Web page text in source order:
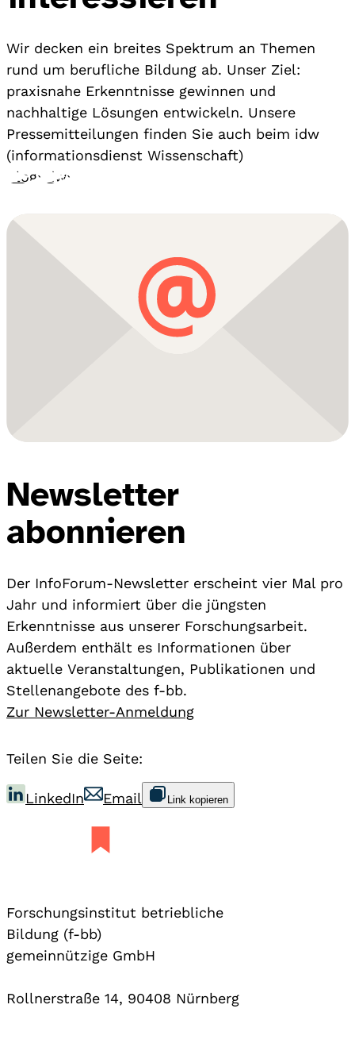
Wir decken ein breites Spektrum an Themen
rund um berufliche Bildung ab. Unser Ziel:
praxisnahe Erkenntnisse gewinnen und
nachhaltige Lösungen entwickeln. Unsere
Pressemitteilungen finden Sie auch beim idw
(informationsdienst Wissenschaft)
Blog› idw›
Newsletter
abonnieren
Der InfoForum-Newsletter erscheint vier Mal pro
Jahr und informiert über die jüngsten
Erkenntnisse aus unserer Forschungsarbeit.
Außerdem enthält es Informationen über
aktuelle Veranstaltungen, Publikationen und
Stellenangebote des f-bb.
Zur Newsletter-Anmeldung
Teilen Sie die Seite:
LinkedIn Email Link kopieren
Forschungsinstitut betriebliche
Bildung (f-bb)
gemeinnützige GmbH
Rollnerstraße 14, 90408 Nürnberg